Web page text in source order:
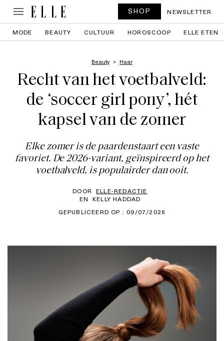
SHOP NEWSLETTER
MODE BEAUTY CULTUUR HOROSCOOP ELLE ETEN
Beauty Haar
Recht van het voetbalveld:
de ‘soccer girl pony’, hét
kapsel van de zomer
Elke zomer is de paardenstaart een vaste
favoriet. De 2026-variant, geïnspireerd op het
voetbalveld, is populairder dan ooit.
DOOR ELLE-REDACTIE
EN KELLY HADDAD
GEPUBLICEERD OP : 09/07/2026